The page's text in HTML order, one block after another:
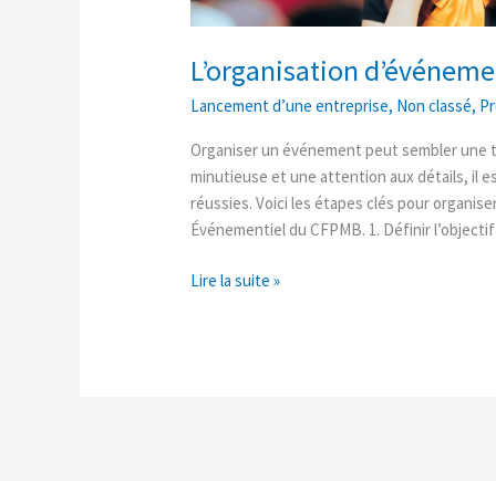
L’organisation
Lancement d’une entreprise, Non classé,
Organiser un événement peut sembler une
minutieuse et une attention aux détails, il
réussies. Voici les étapes clés pour
Événementiel du CFPMB. 1. Définir
Lire la suite »